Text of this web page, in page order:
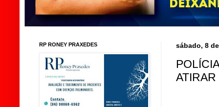
sábado, 8
RP RONEY PRAXEDES